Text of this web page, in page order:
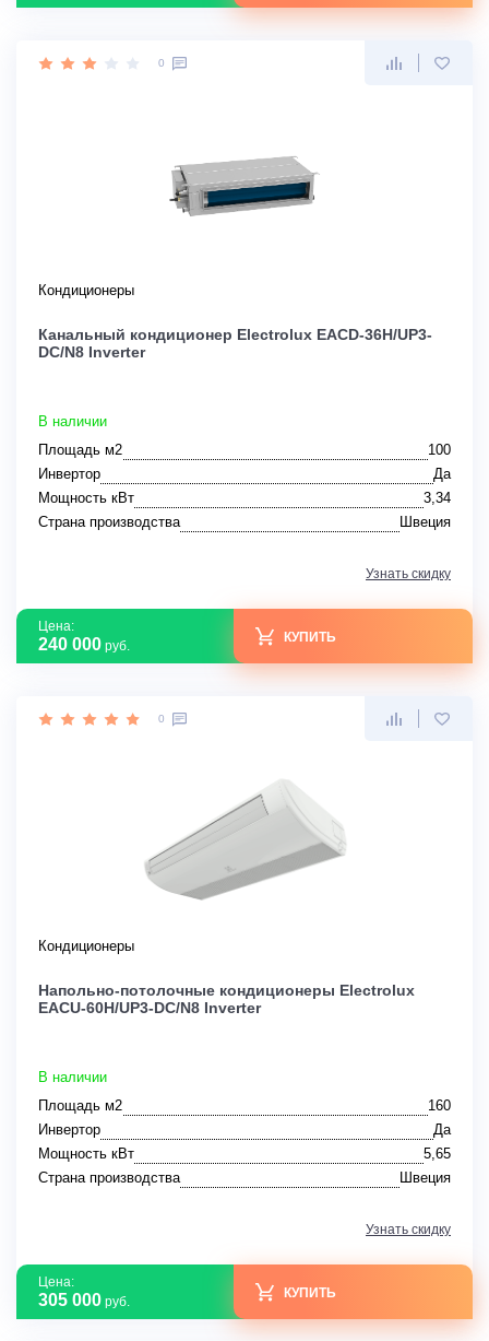
0
Кондиционеры
Канальный кондиционер Electrolux EACD-36H/UP3-
DC/N8 Inverter
В наличии
Площадь м2
100
Инвертор
Да
Мощность кВт
3,34
Страна производства
Швеция
Узнать скидку
Цена:
240 000 руб.
КУПИТЬ
0
Кондиционеры
Напольно-потолочные кондиционеры Electrolux
EACU-60H/UP3-DC/N8 Inverter
В наличии
Площадь м2
160
Инвертор
Да
Мощность кВт
5,65
Страна производства
Швеция
Узнать скидку
Цена:
305 000 руб.
КУПИТЬ